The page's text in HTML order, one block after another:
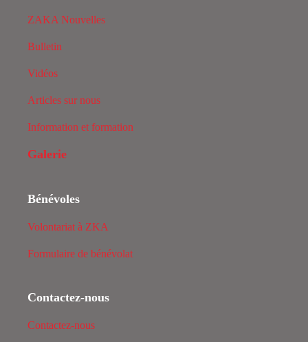
ZAKA Nouvelles
Bulletin
Vidéos
Articles sur nous
Information et formation
Galerie
Bénévoles
Volontariat à ZKA
Formulaire de bénévolat
Contactez-nous
Contactez-nous